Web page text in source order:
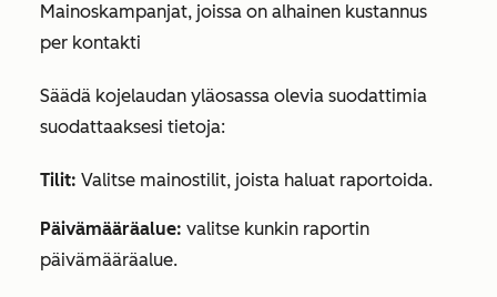
Mainoskampanjat, joissa on alhainen kustannus
per kontakti
Säädä kojelaudan yläosassa olevia suodattimia
suodattaaksesi tietoja:
Tilit: Valitse mainostilit, joista haluat raportoida.
Päivämääräalue: valitse kunkin raportin
päivämääräalue.